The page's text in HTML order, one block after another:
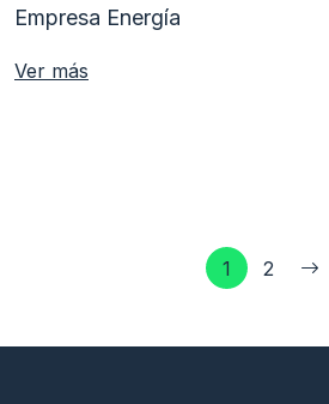
Empresa Energía
Ver más
1 2